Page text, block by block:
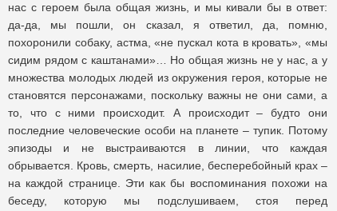
нас с героем была общая жизнь, и мы кивали бы в ответ:
да-да, мы пошли, он сказал, я ответил, да, помню,
похоронили собаку, астма, «не пускал кота в кровать», «мы
сидим рядом с каштанами»… Но общая жизнь не у нас, а у
множества молодых людей из окружения героя, которые не
становятся персонажами, поскольку важны не они сами, а
то, что с ними происходит. А происходит – будто они
последние человеческие особи на планете – тупик. Потому
эпизоды и не выстраиваются в линии, что каждая
обрывается. Кровь, смерть, насилие, бесперебойный крах –
на каждой странице. Эти как бы воспоминания похожи на
беседу, которую мы подслушиваем, стоя перед